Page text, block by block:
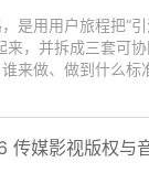
，是用用户旅程把
，并拆成三套可
来做、做到什么标
传媒影视版权与